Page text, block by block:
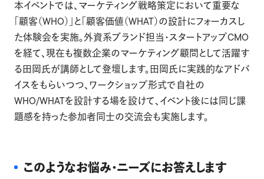
本イベントでは、マーケティング戦略策定において重要な
「顧客（WHO）」と「顧客価値（WHAT）の設計にフォーカスし
た体験会を実施。外資系ブランド担当・スタートアップCMO
を経て、現在も複数企業のマーケティング顧問として活躍す
る田岡氏が講師として登壇します。田岡氏に実践的なアドバ
イスをもらいつつ、ワークショップ形式で自社の
WHO/WHATを設計する場を設けて、イベント後には同じ課
題感を持った参加者同士の交流会も実施します。
このようなお悩み・ニーズにお答えします